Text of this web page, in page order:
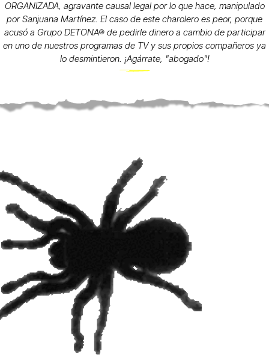
ORGANIZADA, agravante causal legal por lo que hace, manipulado
por Sanjuana Martínez. El caso de este charolero es peor, porque
acusó a Grupo DETONA® de pedirle dinero a cambio de participar
en uno de nuestros programas de TV y sus propios compañeros ya
lo desmintieron. ¡Agárrate, "abogado"!